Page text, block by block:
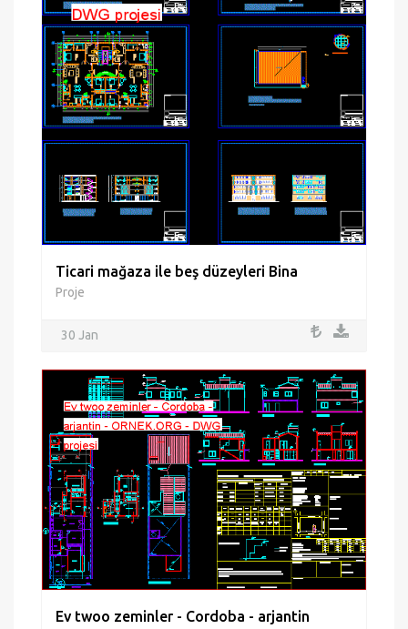
Ticari mağaza ile beş düzeyleri Bina
Proje
30 Jan
Ev twoo zeminler - Cordoba - arjantin